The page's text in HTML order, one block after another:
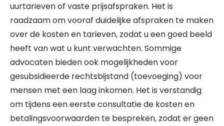
uurtarieven of vaste prijsafspraken. Het is
raadzaam om vooraf duidelijke afspraken te maken
over de kosten en tarieven, zodat u een goed beeld
heeft van wat u kunt verwachten. Sommige
advocaten bieden ook mogelijkheden voor
gesubsidieerde rechtsbijstand (toevoeging) voor
mensen met een laag inkomen. Het is verstandig
om tijdens een eerste consultatie de kosten en
betalingsvoorwaarden te bespreken, zodat er geen